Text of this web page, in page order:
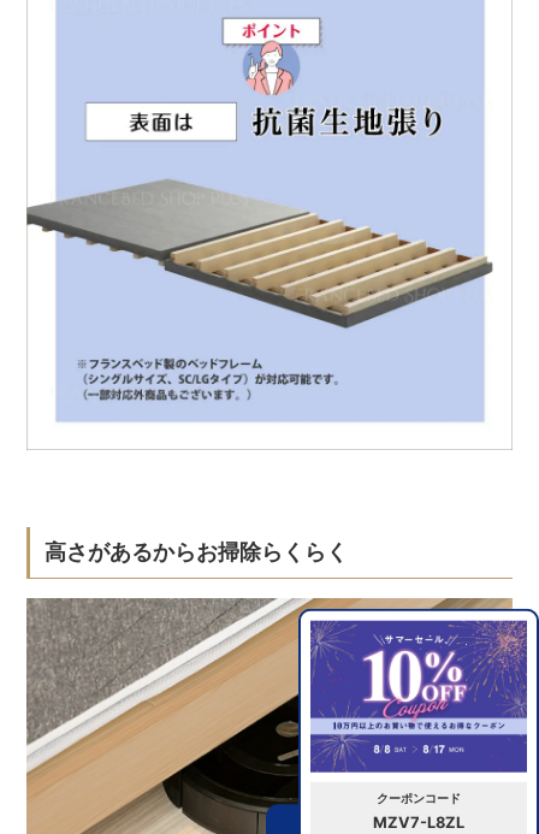
クーポンコード
MZV7-L8ZL
高さがあるからお掃除らくらく